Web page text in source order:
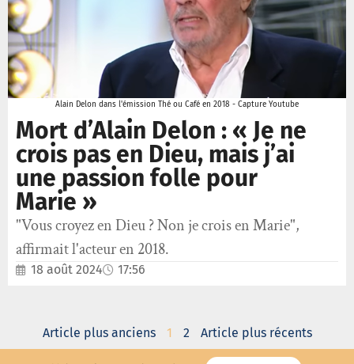
Alain Delon dans l'émission Thé ou Café en 2018 - Capture Youtube
Mort d’Alain Delon : « Je ne
crois pas en Dieu, mais j’ai
une passion folle pour
Marie »
"Vous croyez en Dieu ? Non je crois en Marie",
affirmait l'acteur en 2018.
18 août 2024 17:56
Article plus anciens 1 2 Article plus récents